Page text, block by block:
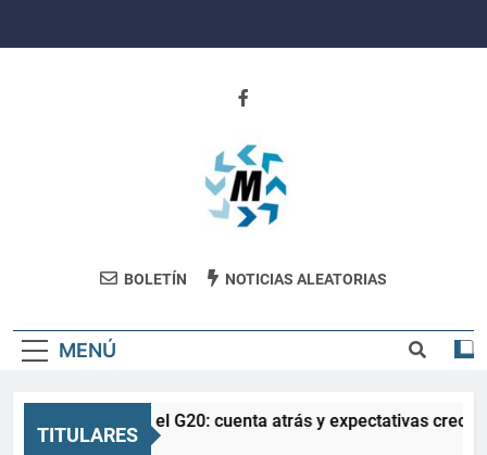
Revista
BOLETÍN NOTICIAS ALEATORIAS
MENÚ
TITULARES
La Salud en el G20: cuenta atrás y expectativas
3 Meses Atrás